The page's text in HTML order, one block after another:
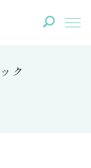
ク